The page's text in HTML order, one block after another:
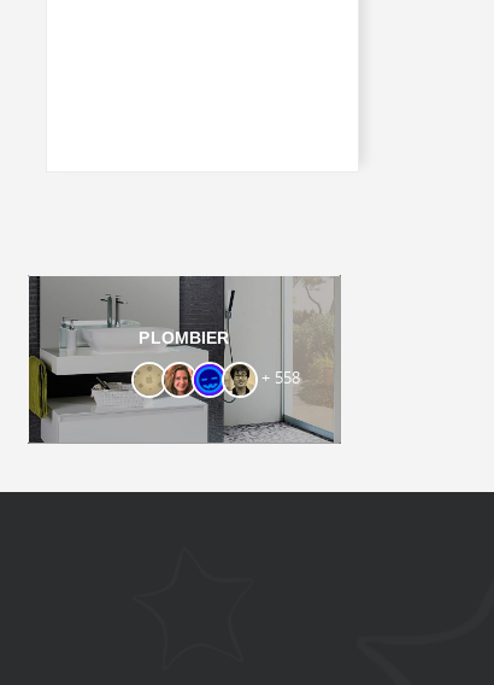
PLOMBIER
+ 558